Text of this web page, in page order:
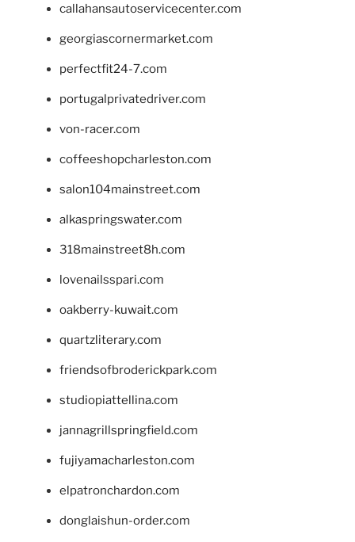
callahansautoservicecenter.com
georgiascornermarket.com
perfectfit24-7.com
portugalprivatedriver.com
von-racer.com
coffeeshopcharleston.com
salon104mainstreet.com
alkaspringswater.com
318mainstreet8h.com
lovenailsspari.com
oakberry-kuwait.com
quartzliterary.com
friendsofbroderickpark.com
studiopiattellina.com
jannagrillspringfield.com
fujiyamacharleston.com
elpatronchardon.com
donglaishun-order.com